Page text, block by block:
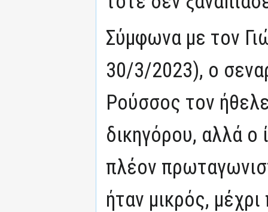
Σύμφωνα με τον
30/3/2023), ο
Ρούσσος τον
δικηγόρου, αλλά ο
πλέον
ήταν μικρός,